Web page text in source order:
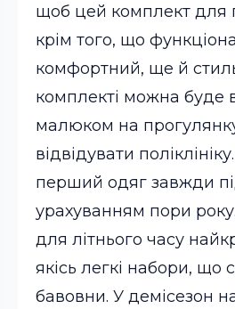
щоб цей комплект для
крім того, що
комфортний, ще й
комплекті можна буде
малюком на
відвідувати
перший одяг завжди
урахуванням пори
для літнього часу
якісь легкі набори, що
бавовни. У демісезон